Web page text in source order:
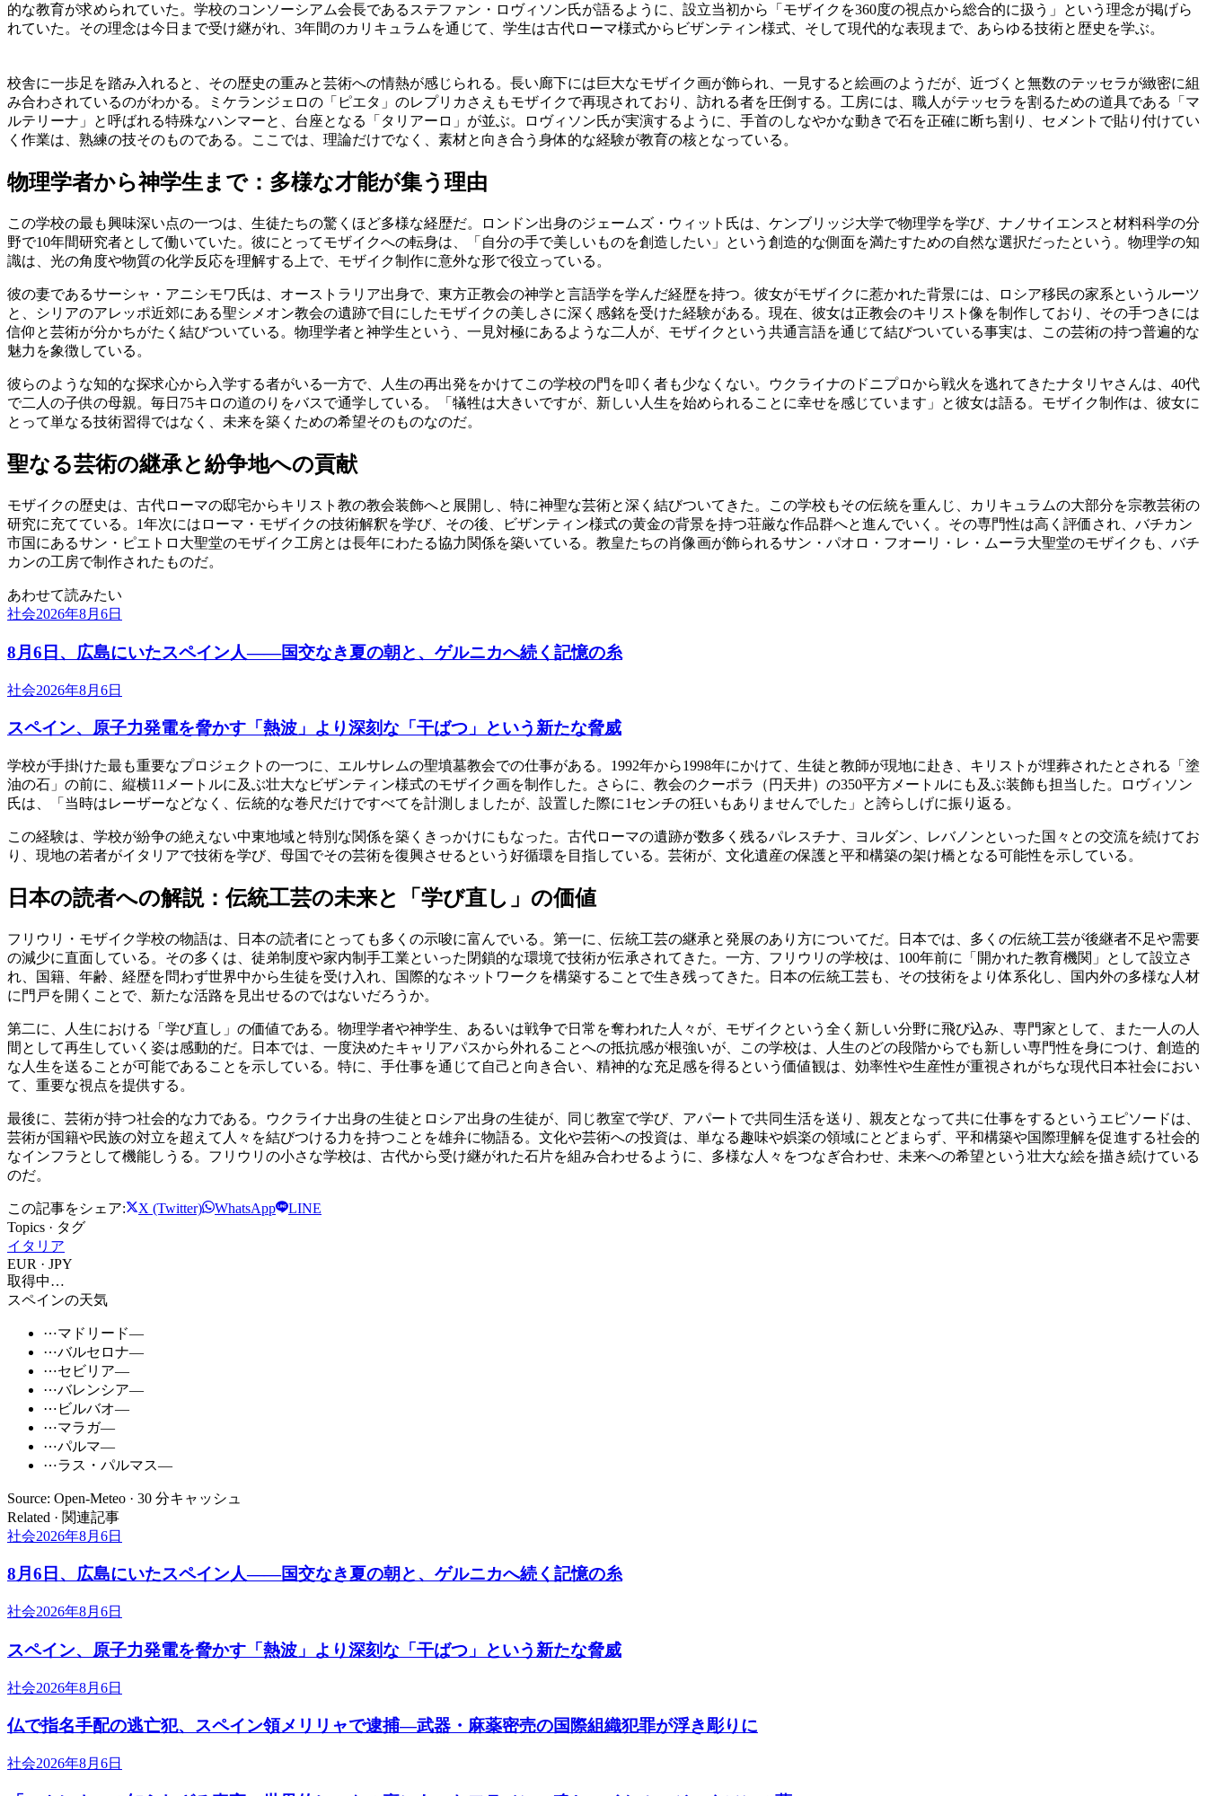
的な教育が求められていた。学校のコンソーシアム会長であるステファン・ロヴィソン氏が語るように、設立当初から「モザイクを360度の視点から総合的に扱う」という理念が掲げら
れていた。その理念は今日まで受け継がれ、3年間のカリキュラムを通じて、学生は古代ローマ様式からビザンティン様式、そして現代的な表現まで、あらゆる技術と歴史を学ぶ。
校舎に一歩足を踏み入れると、その歴史の重みと芸術への情熱が感じられる。長い廊下には巨大なモザイク画が飾られ、一見すると絵画のようだが、近づくと無数のテッセラが緻密に組
み合わされているのがわかる。ミケランジェロの「ピエタ」のレプリカさえもモザイクで再現されており、訪れる者を圧倒する。工房には、職人がテッセラを割るための道具である「マ
ルテリーナ」と呼ばれる特殊なハンマーと、台座となる「タリアーロ」が並ぶ。ロヴィソン氏が実演するように、手首のしなやかな動きで石を正確に断ち割り、セメントで貼り付けてい
く作業は、熟練の技そのものである。ここでは、理論だけでなく、素材と向き合う身体的な経験が教育の核となっている。
物理学者から神学生まで：多様な才能が集う理由
この学校の最も興味深い点の一つは、生徒たちの驚くほど多様な経歴だ。ロンドン出身のジェームズ・ウィット氏は、ケンブリッジ大学で物理学を学び、ナノサイエンスと材料科学の分
野で10年間研究者として働いていた。彼にとってモザイクへの転身は、「自分の手で美しいものを創造したい」という創造的な側面を満たすための自然な選択だったという。物理学の知
識は、光の角度や物質の化学反応を理解する上で、モザイク制作に意外な形で役立っている。
彼の妻であるサーシャ・アニシモワ氏は、オーストラリア出身で、東方正教会の神学と言語学を学んだ経歴を持つ。彼女がモザイクに惹かれた背景には、ロシア移民の家系というルーツ
と、シリアのアレッポ近郊にある聖シメオン教会の遺跡で目にしたモザイクの美しさに深く感銘を受けた経験がある。現在、彼女は正教会のキリスト像を制作しており、その手つきには
信仰と芸術が分かちがたく結びついている。物理学者と神学生という、一見対極にあるような二人が、モザイクという共通言語を通じて結びついている事実は、この芸術の持つ普遍的な
魅力を象徴している。
彼らのような知的な探求心から入学する者がいる一方で、人生の再出発をかけてこの学校の門を叩く者も少なくない。ウクライナのドニプロから戦火を逃れてきたナタリヤさんは、40代
で二人の子供の母親。毎日75キロの道のりをバスで通学している。「犠牲は大きいですが、新しい人生を始められることに幸せを感じています」と彼女は語る。モザイク制作は、彼女に
とって単なる技術習得ではなく、未来を築くための希望そのものなのだ。
聖なる芸術の継承と紛争地への貢献
モザイクの歴史は、古代ローマの邸宅からキリスト教の教会装飾へと展開し、特に神聖な芸術と深く結びついてきた。この学校もその伝統を重んじ、カリキュラムの大部分を宗教芸術の
研究に充てている。1年次にはローマ・モザイクの技術解釈を学び、その後、ビザンティン様式の黄金の背景を持つ荘厳な作品群へと進んでいく。その専門性は高く評価され、バチカン
市国にあるサン・ピエトロ大聖堂のモザイク工房とは長年にわたる協力関係を築いている。教皇たちの肖像画が飾られるサン・パオロ・フオーリ・レ・ムーラ大聖堂のモザイクも、バチ
カンの工房で制作されたものだ。
あわせて読みたい
社会2026年8月6日
8月6日、広島にいたスペイン人――国交なき夏の朝と、ゲルニカへ続く記憶の糸
社会2026年8月6日
スペイン、原子力発電を脅かす「熱波」より深刻な「干ばつ」という新たな脅威
学校が手掛けた最も重要なプロジェクトの一つに、エルサレムの聖墳墓教会での仕事がある。1992年から1998年にかけて、生徒と教師が現地に赴き、キリストが埋葬されたとされる「塗
油の石」の前に、縦横11メートルに及ぶ壮大なビザンティン様式のモザイク画を制作した。さらに、教会のクーポラ（円天井）の350平方メートルにも及ぶ装飾も担当した。ロヴィソン
氏は、「当時はレーザーなどなく、伝統的な巻尺だけですべてを計測しましたが、設置した際に1センチの狂いもありませんでした」と誇らしげに振り返る。
この経験は、学校が紛争の絶えない中東地域と特別な関係を築くきっかけにもなった。古代ローマの遺跡が数多く残るパレスチナ、ヨルダン、レバノンといった国々との交流を続けてお
り、現地の若者がイタリアで技術を学び、母国でその芸術を復興させるという好循環を目指している。芸術が、文化遺産の保護と平和構築の架け橋となる可能性を示している。
日本の読者への解説：伝統工芸の未来と「学び直し」の価値
フリウリ・モザイク学校の物語は、日本の読者にとっても多くの示唆に富んでいる。第一に、伝統工芸の継承と発展のあり方についてだ。日本では、多くの伝統工芸が後継者不足や需要
の減少に直面している。その多くは、徒弟制度や家内制手工業といった閉鎖的な環境で技術が伝承されてきた。一方、フリウリの学校は、100年前に「開かれた教育機関」として設立さ
れ、国籍、年齢、経歴を問わず世界中から生徒を受け入れ、国際的なネットワークを構築することで生き残ってきた。日本の伝統工芸も、その技術をより体系化し、国内外の多様な人材
に門戸を開くことで、新たな活路を見出せるのではないだろうか。
第二に、人生における「学び直し」の価値である。物理学者や神学生、あるいは戦争で日常を奪われた人々が、モザイクという全く新しい分野に飛び込み、専門家として、また一人の人
間として再生していく姿は感動的だ。日本では、一度決めたキャリアパスから外れることへの抵抗感が根強いが、この学校は、人生のどの段階からでも新しい専門性を身につけ、創造的
な人生を送ることが可能であることを示している。特に、手仕事を通じて自己と向き合い、精神的な充足感を得るという価値観は、効率性や生産性が重視されがちな現代日本社会におい
て、重要な視点を提供する。
最後に、芸術が持つ社会的な力である。ウクライナ出身の生徒とロシア出身の生徒が、同じ教室で学び、アパートで共同生活を送り、親友となって共に仕事をするというエピソードは、
芸術が国籍や民族の対立を超えて人々を結びつける力を持つことを雄弁に物語る。文化や芸術への投資は、単なる趣味や娯楽の領域にとどまらず、平和構築や国際理解を促進する社会的
なインフラとして機能しうる。フリウリの小さな学校は、古代から受け継がれた石片を組み合わせるように、多様な人々をつなぎ合わせ、未来への希望という壮大な絵を描き続けている
のだ。
この記事をシェア: X (Twitter) WhatsApp
LINE
Topics · タグ
イタリア
EUR · JPY
取得中…
スペインの天気
⋯マドリード—
⋯バルセロナ—
⋯セビリア—
⋯バレンシア—
⋯ ビルバオ—
⋯マラガ—
⋯パルマ—
⋯ラス・パルマス—
Source: Open-Meteo · 30 分キャッシュ
Related · 関連記事
社会2026年8月6日
8月6日、広島にいたスペイン人――国交なき夏の朝と、ゲルニカへ続く記憶の糸
社会2026年8月6日
スペイン、原子力発電を脅かす「熱波」より深刻な「干ばつ」という新たな脅威
社会2026年8月6日
仏で指名手配の逃亡犯、スペイン領メリリャで逮捕―武器・麻薬密売の国際組織犯罪が浮き彫りに
社会2026年8月6日